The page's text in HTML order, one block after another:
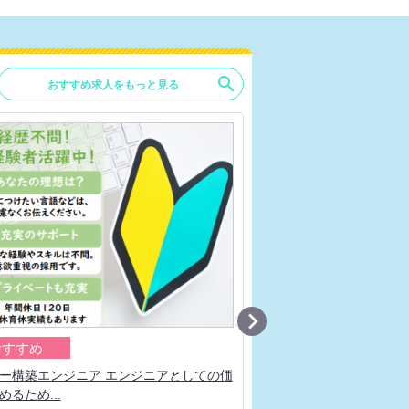
おすすめ求人をもっと見る search
すめ
構築エンジニア エンジニアとしての価
るため...
